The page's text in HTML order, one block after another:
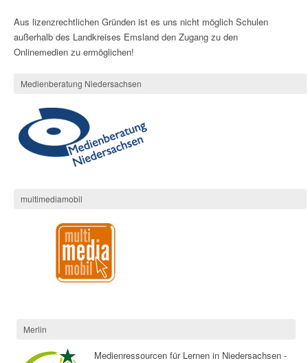
Aus lizenzrechtlichen Gründen ist es uns nicht möglich Schulen
außerhalb des Landkreises Emsland den Zugang zu den
Onlinemedien zu ermöglichen!
Medienberatung Niedersachsen
multimediamobil
Merlin
Medienressourcen für Lernen in Niedersachsen -